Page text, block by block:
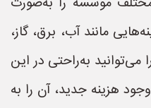
مانند آب، برق، گاز،
به‌راحتی در این
هزینه جدید، آن را به